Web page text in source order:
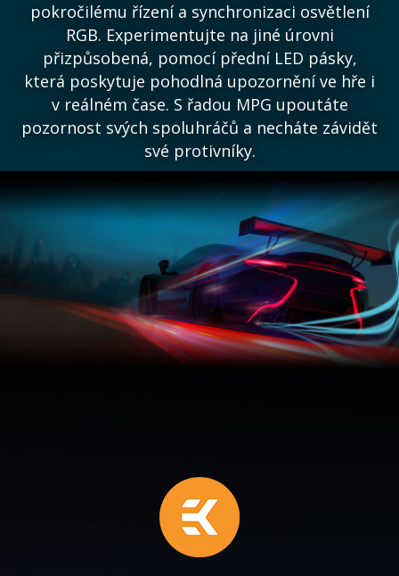
pokročilému řízení a synchronizaci osvětlení
RGB. Experimentujte na jiné úrovni
přizpůsobená, pomocí přední LED pásky,
která poskytuje pohodlná upozornění ve hře i
v reálném čase. S řadou MPG upoutáte
pozornost svých spoluhráčů a necháte závidět
své protivníky.